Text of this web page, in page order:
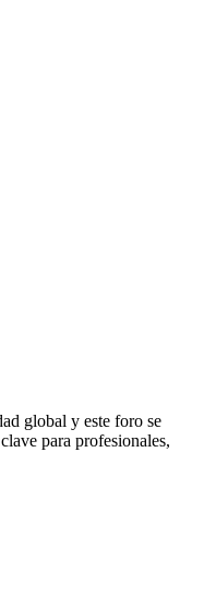
global y este foro se
para profesionales,